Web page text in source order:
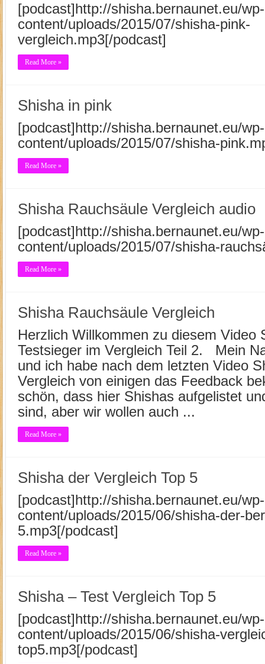
[podcast]http://shisha.bernaunet.eu/wp-
content/uploads/2015/07/shisha-pink-
vergleich.mp3[/podcast]
Read More »
Shisha in pink
[podcast]http://shisha.bernaunet.eu/wp-
content/uploads/2015/07/shisha-
Read More »
Shisha Rauchsäule Vergleich audio
[podcast]http://shisha.bernaunet.eu/wp-
content/uploads/2015/07/shisha-
Read More »
Shisha Rauchsäule Vergleich
Herzlich Willkommen zu diesem Video
Testsieger im Vergleich Teil 2. Mein
und ich habe nach dem letzten Video
Vergleich von einigen das Feedback
schön, dass hier Shishas aufgelistet
sind, aber wir wollen auch ...
Read More »
Shisha der Vergleich Top 5
[podcast]http://shisha.bernaunet.eu/wp-
content/uploads/2015/06/shisha-der-
5.mp3[/podcast]
Read More »
Shisha – Test Vergleich Top 5
[podcast]http://shisha.bernaunet.eu/wp-
content/uploads/2015/06/shisha-
top5.mp3[/podcast]